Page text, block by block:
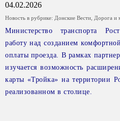
04.02.2026
Новость в рубрике: Донские Вести Дорога и
Министерство транспорта
работу над созданием
оплаты проезда. В рамках
изучается возможность
карты «Тройка» на территории
реализованном в столице.